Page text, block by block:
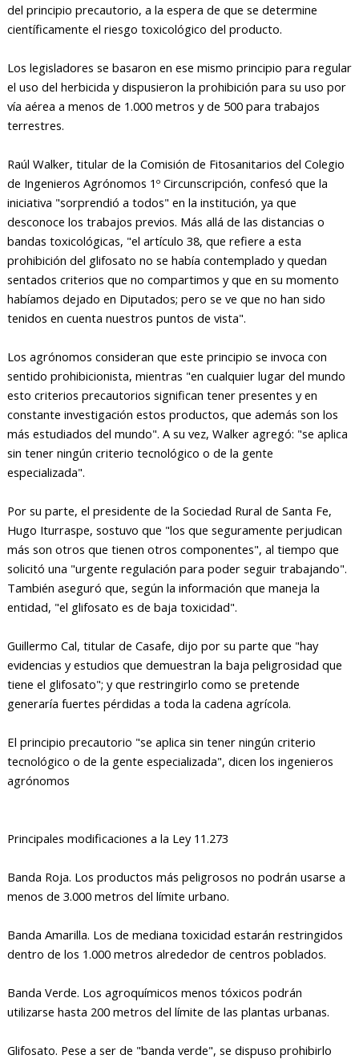
del principio precautorio, a la espera de que se determine
científicamente el riesgo toxicológico del producto.
Los legisladores se basaron en ese mismo principio para regular
el uso del herbicida y dispusieron la prohibición para su uso por
vía aérea a menos de 1.000 metros y de 500 para trabajos
terrestres.
Raúl Walker, titular de la Comisión de Fitosanitarios del Colegio
de Ingenieros Agrónomos 1º Circunscripción, confesó que la
iniciativa "sorprendió a todos" en la institución, ya que
desconoce los trabajos previos. Más allá de las distancias o
bandas toxicológicas, "el artículo 38, que refiere a esta
prohibición del glifosato no se había contemplado y quedan
sentados criterios que no compartimos y que en su momento
habíamos dejado en Diputados; pero se ve que no han sido
tenidos en cuenta nuestros puntos de vista".
Los agrónomos consideran que este principio se invoca con
sentido prohibicionista, mientras "en cualquier lugar del mundo
esto criterios precautorios significan tener presentes y en
constante investigación estos productos, que además son los
más estudiados del mundo". A su vez, Walker agregó: "se aplica
sin tener ningún criterio tecnológico o de la gente
especializada".
Por su parte, el presidente de la Sociedad Rural de Santa Fe,
Hugo Iturraspe, sostuvo que "los que seguramente perjudican
más son otros que tienen otros componentes", al tiempo que
solicitó una "urgente regulación para poder seguir trabajando".
También aseguró que, según la información que maneja la
entidad, "el glifosato es de baja toxicidad".
Guillermo Cal, titular de Casafe, dijo por su parte que "hay
evidencias y estudios que demuestran la baja peligrosidad que
tiene el glifosato"; y que restringirlo como se pretende
generaría fuertes pérdidas a toda la cadena agrícola.
El principio precautorio "se aplica sin tener ningún criterio
tecnológico o de la gente especializada", dicen los ingenieros
agrónomos
Principales modificaciones a la Ley 11.273
Banda Roja. Los productos más peligrosos no podrán usarse a
menos de 3.000 metros del límite urbano.
Banda Amarilla. Los de mediana toxicidad estarán restringidos
dentro de los 1.000 metros alrededor de centros poblados.
Banda Verde. Los agroquímicos menos tóxicos podrán
utilizarse hasta 200 metros del límite de las plantas urbanas.
Glifosato. Pese a ser de "banda verde", se dispuso prohibirlo